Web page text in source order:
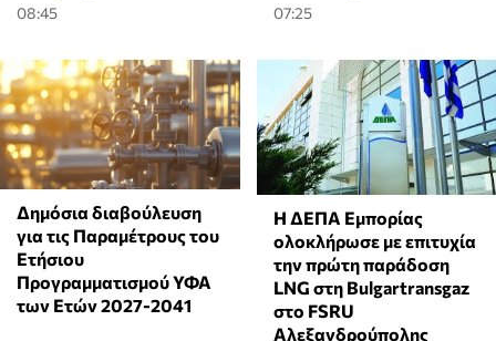
08:45
07:25
Δημόσια διαβούλευση
για τις Παραμέτρους του
Ετήσιου
Προγραμματισμού ΥΦΑ
των Ετών 2027-2041
Η ΔΕΠΑ Εμπορίας
ολοκλήρωσε με επιτυχία
την πρώτη παράδοση
LNG στη Bulgartransgaz
στο FSRU
Αλεξανδρούπολης